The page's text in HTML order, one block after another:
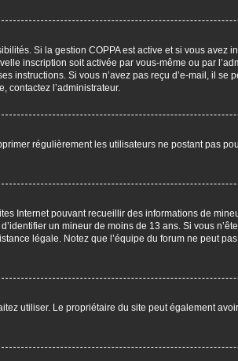
Si la gestion COPPA est active et si vous avez
inscription soit activée par vous-même ou par
instructions. Si vous n’avez pas reçu d’e-mail, il se
contactez l’administrateur.
régulièrement les utilisateurs ne postant pas
Internet pouvant recueillir des informations de
un mineur de moins de 13 ans. Si vous
légale. Notez que l’équipe du forum ne peut
utiliser. Le propriétaire du site peut également